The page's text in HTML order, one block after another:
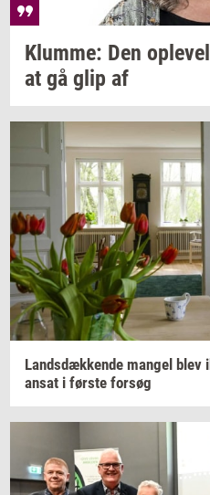
Klum­me: Den
at gå glip af
Lands­dæk­ken­de man­gel blev
ansat i før­ste for­søg